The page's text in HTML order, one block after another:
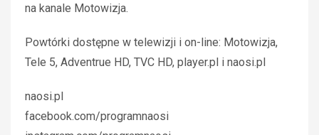
na kanale Motowizja.
Powtórki dostępne w telewizji i on-line: Motowizja,
Tele 5, Adventrue HD, TVC HD, player.pl i naosi.pl
naosi.pl
facebook.com/programnaosi